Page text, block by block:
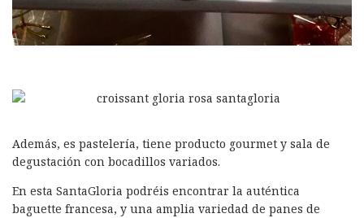
Además, es pastelería, tiene producto gourmet y sala de
degustación con bocadillos variados.
En esta SantaGloria podréis encontrar la auténtica
baguette francesa, y una amplia variedad de panes de